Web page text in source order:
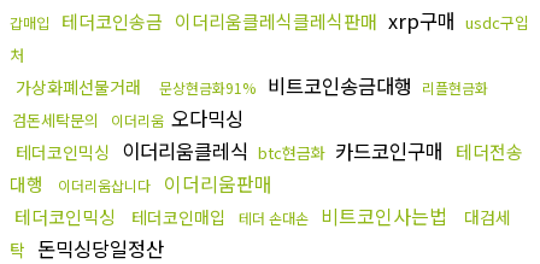
갑매입
테더코인송금 이더리움클레식클레식판매 xrp구매 usdc구입
처
가상화폐선물거래 문상현금화91% 비트코인송금대행 리플현금화
검돈세탁문의 이더리움 오다믹싱
테더코인믹싱 이더리움클레식 btc현금화 카드코인구매
테더전송
대행
이더리움삽니다 이더리움판매
테더코인믹싱 테더코인매입 테더 손대손 비트코인사는법
대검세
탁 돈믹싱당일정산